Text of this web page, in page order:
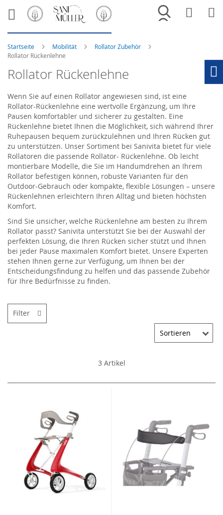
Merkliste
Startseite Mobilität
Rollator Zubehör
Rollator Rückenlehne
Rollator Rückenlehne
Wenn Sie auf einen Rollator angewiesen sind, ist eine
Rollator-Rückenlehne eine wertvolle Ergänzung, um Ihre
Pausen komfortabler und sicherer zu gestalten. Eine
Rückenlehne bietet Ihnen die Möglichkeit, sich während Ihrer
Ruhepausen bequem zurückzulehnen und Ihren Rücken gut
zu unterstützen. Unser Sortiment bei Sanivita bietet für viele
Rollatoren die passende Rollator- Rückenlehne. Ob leicht
montierbare Modelle, die Sie im Handumdrehen an Ihrem
Rollator befestigen können, robuste Varianten für den
Outdoor-Gebrauch oder kompakte, flexible Lösungen – unsere
Rückenlehnen erleichtern Ihren Alltag und bieten höchsten
Komfort.
Sind Sie unsicher, welche Rückenlehne am besten zu Ihrem
Rollator passt? Sanivita unterstützt Sie bei der Auswahl der
perfekten Lösung, die Ihren Rücken sicher stützt und Ihnen
bei jeder Pause maximalen Komfort bietet. Unsere Experten
stehen Ihnen gerne zur Verfügung, um Ihnen bei der
Entscheidungsfindung zu helfen und das passende Zubehör
für Ihre Bedürfnisse zu finden.
3 Artikel
Filter